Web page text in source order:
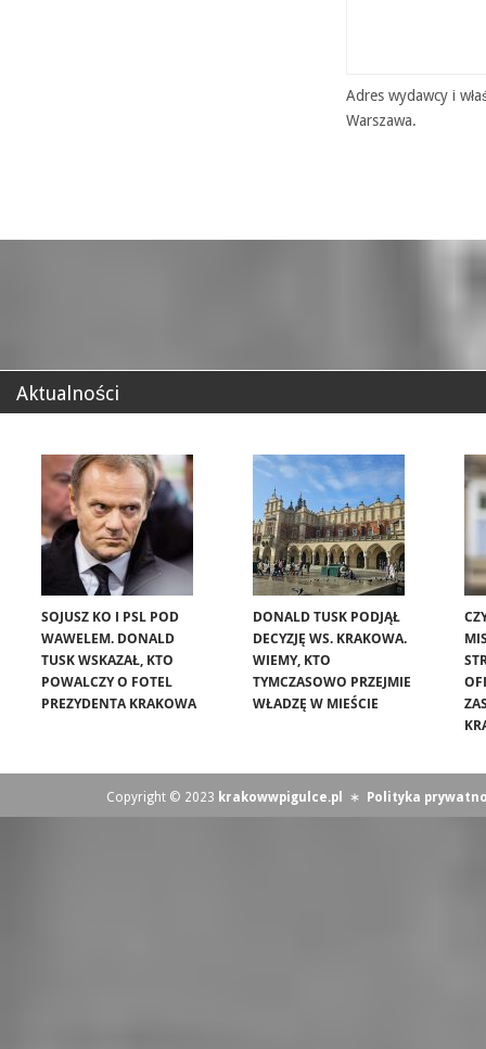
Adres wydawcy i
Warszawa.
Aktualności
SOJUSZ KO I PSL POD
WAWELEM. DONALD
TUSK WSKAZAŁ, KTO
POWALCZY O FOTEL
PREZYDENTA KRAKOWA
DONALD TUSK PODJĄŁ
DECYZJĘ WS. KRAKOWA.
WIEMY, KTO
TYMCZASOWO PRZEJMIE
WŁADZĘ W MIEŚCIE
Copyright © 2023 krakowwpigulce.pl ∗ Polityka